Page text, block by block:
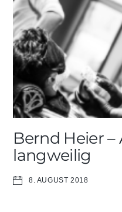
Bernd Heier
langweilig
8. AUGUST 2018